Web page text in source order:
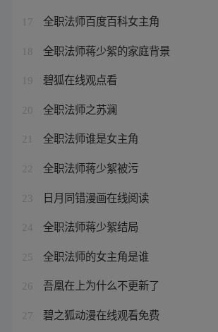
17 全职法师百度百科女主角
18 全职法师蒋少絮的家庭背景
19 碧狐在线观点看
20 全职法师之苏澜
21 全职法师谁是女主角
22 全职法师蒋少絮被污
23 日月同错漫画在线阅读
24 全职法师蒋少絮结局
25 全职法师的女主角是谁
26 吾凰在上为什么不更新了
27 碧之狐动漫在线观看免费